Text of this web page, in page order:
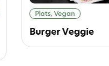
Plats, Vegan
Burger Veggie